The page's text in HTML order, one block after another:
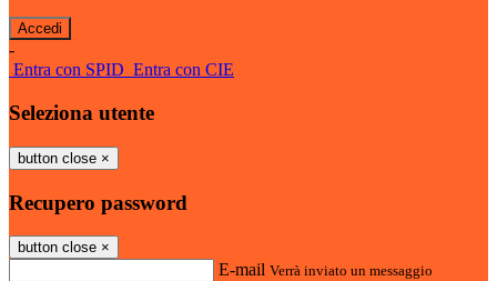
-
Entra con SPID Entra con CIE
Seleziona utente
button close ×
Recupero password
button close ×
E-mail Verrà inviato un messaggio